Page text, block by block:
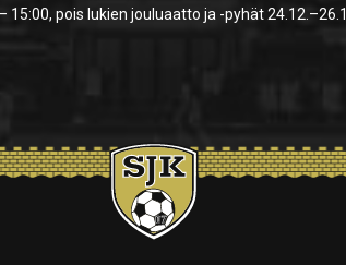
pois lukien jouluaatto ja -pyhät